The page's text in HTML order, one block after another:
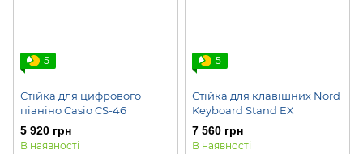
5
Стійка для цифрового
піаніно Casio CS-46
5 920 грн
В наявності
5
Стійка для клавішних Nord
Keyboard Stand EX
7 560 грн
В наявності